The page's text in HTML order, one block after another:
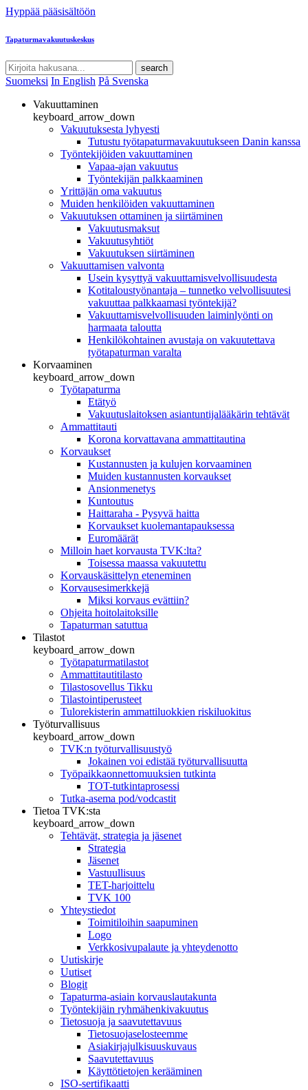
Hyppää pääsisältöön
Tapaturmavakuutuskeskus
search
Suomeksi In English På Svenska
Vakuuttaminen
keyboard_arrow_down
Vakuutuksesta lyhyesti
Tutustu työtapaturmavakuutukseen Danin kanssa
Työntekijöiden vakuuttaminen
Vapaa-ajan vakuutus
Työntekijän palkkaaminen
Yrittäjän oma vakuutus
Muiden henkilöiden vakuuttaminen
Vakuutuksen ottaminen ja siirtäminen
Vakuutusmaksut
Vakuutusyhtiöt
Vakuutuksen siirtäminen
Vakuuttamisen valvonta
Usein kysyttyä vakuuttamisvelvollisuudesta
Kotitaloustyönantaja – tunnetko velvollisuutesi
vakuuttaa palkkaamasi työntekijä?
Vakuuttamisvelvollisuuden laiminlyönti on
harmaata taloutta
Henkilökohtainen avustaja on vakuutettava
työtapaturman varalta
Korvaaminen
keyboard_arrow_down
Työtapaturma
Etätyö
Vakuutuslaitoksen asiantuntijalääkärin tehtävät
Ammattitauti
Korona korvattavana ammattitautina
Korvaukset
Kustannusten ja kulujen korvaaminen
Muiden kustannusten korvaukset
Ansionmenetys
Kuntoutus
Haittaraha - Pysyvä haitta
Korvaukset kuolemantapauksessa
Euromäärät
Milloin haet korvausta TVK:lta?
Toisessa maassa vakuutettu
Korvauskäsittelyn eteneminen
Korvausesimerkkejä
Miksi korvaus evättiin?
Ohjeita hoitolaitoksille
Tapaturman satuttua
Tilastot
keyboard_arrow_down
Työtapaturmatilastot
Ammattitautitilasto
Tilastosovellus Tikku
Tilastointiperusteet
Tulorekisterin ammattiluokkien riskiluokitus
Työturvallisuus
keyboard_arrow_down
TVK:n työturvallisuustyö
Jokainen voi edistää työturvallisuutta
Työpaikkaonnettomuuksien tutkinta
TOT-tutkintaprosessi
Tutka-asema pod/vodcastit
Tietoa TVK:sta
keyboard_arrow_down
Tehtävät, strategia ja jäsenet
Strategia
Jäsenet
Vastuullisuus
TET-harjoittelu
TVK 100
Yhteystiedot
Toimitiloihin saapuminen
Logo
Verkkosivupalaute ja yhteydenotto
Uutiskirje
Uutiset
Blogit
Tapaturma-asiain korvauslautakunta
Työntekijäin ryhmähenkivakuutus
Tietosuoja ja saavutettavuus
Tietosuojaselosteemme
Asiakirjajulkisuuskuvaus
Saavutettavuus
Käyttötietojen kerääminen
ISO-sertifikaatti